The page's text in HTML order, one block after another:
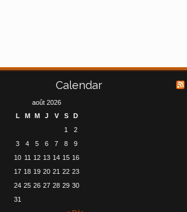
Calendar
août 2026
L
M M J V S
D
1
2
3
4 5 6 7 8
9
10 11 12 13 14 15 16
17 18 19 20 21 22 23
24 25 26 27 28 29 30
31